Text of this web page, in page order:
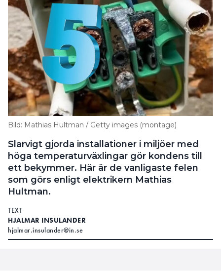
Bild: Mathias Hultman / Getty images (montage)
Slarvigt gjorda installationer i miljöer med
höga temperaturväxlingar gör kondens till
ett bekymmer. Här är de vanligaste felen
som görs enligt elektrikern Mathias
Hultman.
TEXT
HJALMAR INSULANDER
hjalmar.insulander@in.se